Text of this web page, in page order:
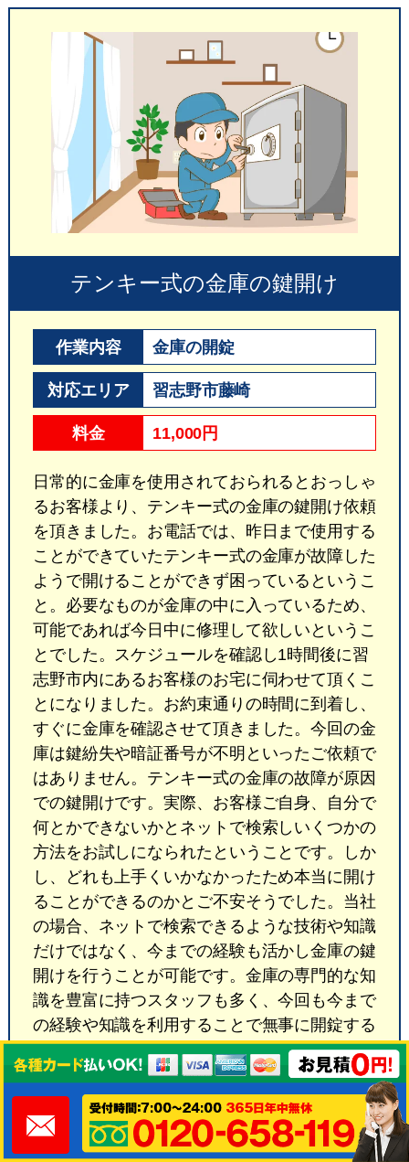
テンキー式の金庫の鍵開け
作業内容 金庫の開錠
対応エリア 習志野市藤崎
料金 11,000円
日常的に金庫を使用されておられるとおっしゃ
るお客様より、テンキー式の金庫の鍵開け依頼
を頂きました。お電話では、昨日まで使用する
ことができていたテンキー式の金庫が故障した
ようで開けることができず困っているというこ
と。必要なものが金庫の中に入っているため、
可能であれば今日中に修理して欲しいというこ
とでした。スケジュールを確認し1時間後に習
志野市内にあるお客様のお宅に伺わせて頂くこ
とになりました。お約束通りの時間に到着し、
すぐに金庫を確認させて頂きました。今回の金
庫は鍵紛失や暗証番号が不明といったご依頼で
はありません。テンキー式の金庫の故障が原因
での鍵開けです。実際、お客様ご自身、自分で
何とかできないかとネットで検索しいくつかの
方法をお試しになられたということです。しか
し、どれも上手くいかなかったため本当に開け
ることができるのかとご不安そうでした。当社
の場合、ネットで検索できるような技術や知識
だけではなく、今までの経験も活かし金庫の鍵
開けを行うことが可能です。金庫の専門的な知
識を豊富に持つスタッフも多く、今回も今まで
の経験や知識を利用することで無事に開錠する
ことができました。残念ながら、やはり、お客
様のテンキー式の金庫は故障していました。そ
のことをお客様にお伝えすると、今度、新たに
購入されるということ。それまでは今の金庫は
使用しないようにするとおっしゃっておられま